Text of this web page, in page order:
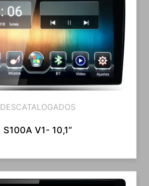
DESCATALOGADOS
S100A V1- 10,1”